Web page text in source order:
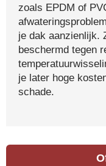
zoals EPDM of
je dak aanzienlijk.
beschermd tegen
je later hoge
schade.